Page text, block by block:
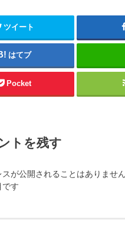
ツイート
はてブ
Pocket
トを残す
スが公開されることはありません
です